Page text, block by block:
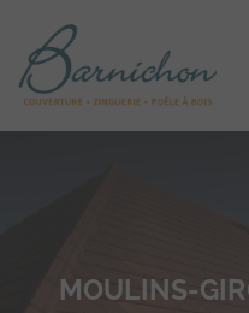
MOULINS-